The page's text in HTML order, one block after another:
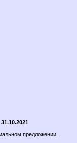
предложении.